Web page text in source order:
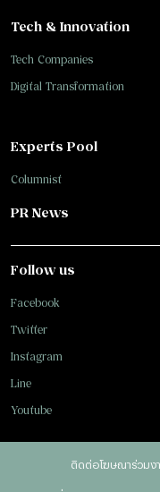
Tech & Innovation
Tech Companies
Digital Transformation
Experts Pool
Columnist
PR News
Follow us
Facebook
Twitter
Instagram
Line
Youtube
ติดต่อโฆษณาร่วมง